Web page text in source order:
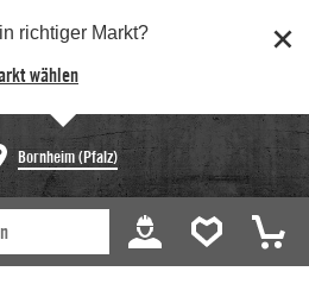
richtiger Markt?
wählen
Bornheim (Pfalz)